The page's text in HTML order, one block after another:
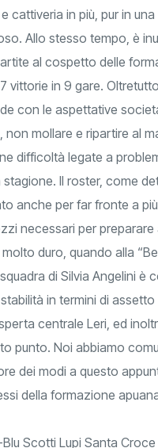
cattiveria in più, pur in
Allo stesso tempo, è
al cospetto delle
vittorie in 9 gare.
con le aspettative
non mollare e ripartire al
difficoltà legate a
Il roster, come
anche per far fronte a
necessari per
duro, quando alla
di Silvia Angelini
in termini di
centrale Leri, ed
punto. Noi abbiamo
dei modi a questo
della formazione
Scotti Lupi Santa